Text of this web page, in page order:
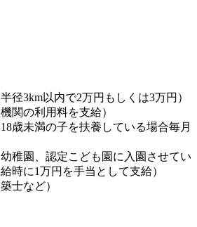
径3km以内で2万円もしくは3万円）
関の利用料を支給）
歳未満の子を扶養している場合毎月
稚園、認定こども園に入園させてい
時に1万円を手当として支給）
士など）